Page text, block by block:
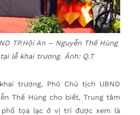
TP.Hội An – Nguyễn Thế Hùng
lễ khai trương. Ảnh: Q.T
trương, Phó Chủ tịch UBND
Thế Hùng cho biết, Trung tâm
phố tọa lạc ở vị trí được xem là